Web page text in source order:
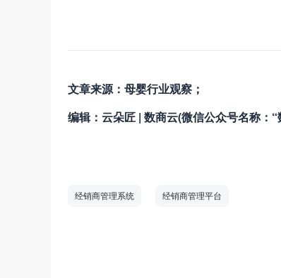
文章来源：母婴行业观察；
编辑：云朵匠 | 数商云(微信公众号名称：“
经销商管理系统 经销商管理平台